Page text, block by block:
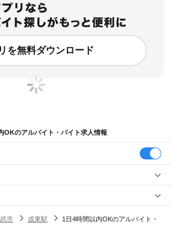
を無料ダウンロード
OKのアルバイト・バイト求人情報
市 成東駅
1日4時間以内OKのアルバイト・